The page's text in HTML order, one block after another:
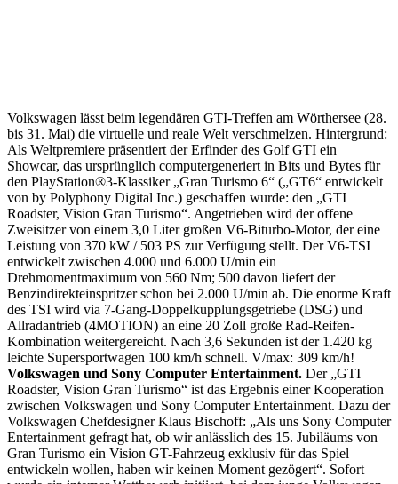
Volkswagen lässt beim legendären GTI-Treffen am Wörthersee (28.
bis 31. Mai) die virtuelle und reale Welt verschmelzen. Hintergrund:
Als Weltpremiere präsentiert der Erfinder des Golf GTI ein
Showcar, das ursprünglich computergeneriert in Bits und Bytes für
den PlayStation®3-Klassiker „Gran Turismo 6“ („GT6“ entwickelt
von by Polyphony Digital Inc.) geschaffen wurde: den „GTI
Roadster, Vision Gran Turismo“. Angetrieben wird der offene
Zweisitzer von einem 3,0 Liter großen V6-Biturbo-Motor, der eine
Leistung von 370 kW / 503 PS zur Verfügung stellt. Der V6-TSI
entwickelt zwischen 4.000 und 6.000 U/min ein
Drehmomentmaximum von 560 Nm; 500 davon liefert der
Benzindirekteinspritzer schon bei 2.000 U/min ab. Die enorme Kraft
des TSI wird via 7-Gang-Doppelkupplungsgetriebe (DSG) und
Allradantrieb (4MOTION) an eine 20 Zoll große Rad-Reifen-
Kombination weitergereicht. Nach 3,6 Sekunden ist der 1.420 kg
leichte Supersportwagen 100 km/h schnell. V/max: 309 km/h!
Volkswagen und Sony Computer Entertainment. Der „GTI
Roadster, Vision Gran Turismo“ ist das Ergebnis einer Kooperation
zwischen Volkswagen und Sony Computer Entertainment. Dazu der
Volkswagen Chefdesigner Klaus Bischoff: „Als uns Sony Computer
Entertainment gefragt hat, ob wir anlässlich des 15. Jubiläums von
Gran Turismo ein Vision GT-Fahrzeug exklusiv für das Spiel
entwickeln wollen, haben wir keinen Moment gezögert“. Sofort